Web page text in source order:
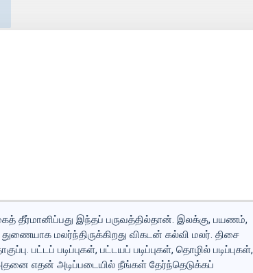
தீர்மானிப்பது இந்தப் பருவத்தில்தான். இலக்கு, பயணம்,
மலர்ந்திருக்கிறது விகடன் கல்வி மலர். திசை
பட்டப் படிப்புகள், பட்டயப் படிப்புகள், தொழில் படிப்புகள்,
அதனை எதன் அடிப்படையில் நீங்கள் தேர்ந்தெடுக்கப்